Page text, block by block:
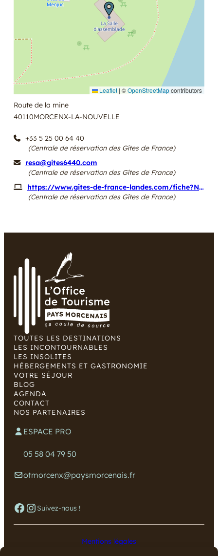
Leaflet | ©OpenStreetMapcontributors
Route de la mine
40110MORCENX-LA-NOUVELLE
+33 5 25 00 64 40
(Centrale de réservation des Gîtes de France)
resa@gites6440.com
(Centrale de réservation des Gîtes de France)
https://www.gites-de-france-landes.com/fiche?NUM=10215
(Centrale de réservation des Gîtes de France)
TOUTES LES DESTINATIONS
LES INCONTOURNABLES
LES INSOLITES
HÉBERGEMENTS ET GASTRONOMIE
VOTRE SÉJOUR
BLOG
AGENDA
CONTACT
NOS PARTENAIRES
ESPACE PRO
05 58 04 79 50
otmorcenx@paysmorcenais.fr
Facebook Instagram Suivez-nous !
Mentions légales